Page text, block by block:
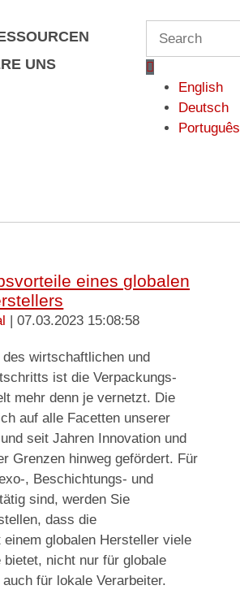
UNS
a
English
Deutsch
Português
eines globalen
| 07.03.2023 15:08:58
wirtschaftlichen und
ist die Verpackungs-
mehr denn je vernetzt. Die
auf alle Facetten unserer
seit Jahren Innovation und
Grenzen hinweg gefördert. Für
, Beschichtungs- und
sind, werden Sie
dass die
globalen Hersteller viele
nicht nur für globale
für lokale Verarbeiter.